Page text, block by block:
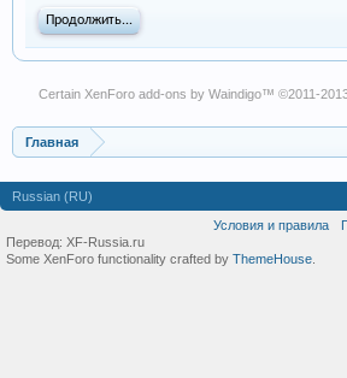
Продолжить...
Certain XenForo add-ons by Waindigo™ ©2011-
Главная
Russian (RU)
Условия и правила
Перевод: XF-Russia.ru
Some XenForo functionality crafted by ThemeHouse